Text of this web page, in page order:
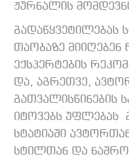
ჟურნალის
გადაწყვეტილებას
თაობაზე მიიღებენ
ექსპერტების
და, აგრეთვე,
გათვალისწინების
იტოვებს უფლებას
სტატიაში
სტილთან და